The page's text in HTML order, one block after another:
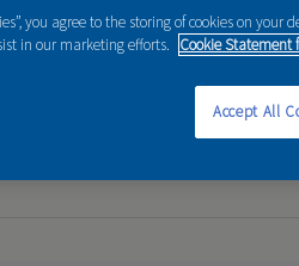
you agree to the storing of cookies on your
in our marketing efforts. Cookie Statement
Accept All